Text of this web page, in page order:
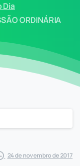
Dia
ORDINÁRIA
24 de novembro de 2017